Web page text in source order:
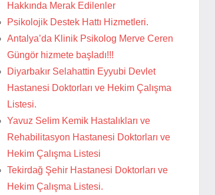
Hakkında Merak Edilenler
Psikolojik Destek Hattı Hizmetleri.
Antalya’da Klinik Psikolog Merve Ceren
Güngör hizmete başladı!!!
Diyarbakır Selahattin Eyyubi Devlet
Hastanesi Doktorları ve Hekim Çalışma
Listesi.
Yavuz Selim Kemik Hastalıkları ve
Rehabilitasyon Hastanesi Doktorları ve
Hekim Çalışma Listesi
Tekirdağ Şehir Hastanesi Doktorları ve
Hekim Çalışma Listesi.